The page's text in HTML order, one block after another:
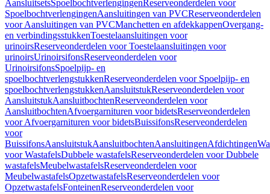
AansluitsetsSpoelbochtverlengingenReserveonderdelen voor
SpoelbochtverlengingenAansluitingen van PVCReserveonderdelen
voor Aansluitingen van PVCManchetten en afdekkappenOvergang-
en verbindingsstukkenToestelaansluitingen voor
urinoirsReserveonderdelen voor Toestelaansluitingen voor
urinoirsUrinoirsifonsReserveonderdelen voor
UrinoirsifonsSpoelpijp- en
spoelbochtverlengstukkenReserveonderdelen voor Spoelpijp- en
spoelbochtverlengstukkenAansluitstukReserveonderdelen voor
AansluitstukAansluitbochtenReserveonderdelen voor
AansluitbochtenAfvoergarnituren voor bidetsReserveonderdelen
voor Afvoergarnituren voor bidetsBuissifonsReserveonderdelen
voor
BuissifonsAansluitstukAansluitbochtenAansluitingenAfdichtingen
voor WastafelsDubbele wastafelsReserveonderdelen voor Dubbele
wastafelsMeubelwastafelsReserveonderdelen voor
MeubelwastafelsOpzetwastafelsReserveonderdelen voor
OpzetwastafelsFonteinenReserveonderdelen voor